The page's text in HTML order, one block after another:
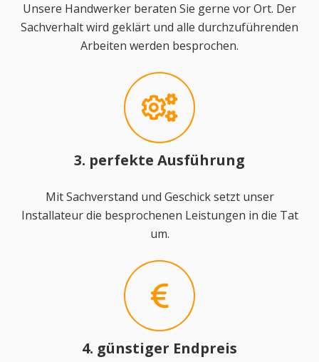
Unsere Handwerker beraten Sie gerne vor Ort. Der
Sachverhalt wird geklärt und alle durchzuführenden
Arbeiten werden besprochen.
3. perfekte Ausführung
Mit Sachverstand und Geschick setzt unser
Installateur die besprochenen Leistungen in die Tat
um.
4. günstiger Endpreis